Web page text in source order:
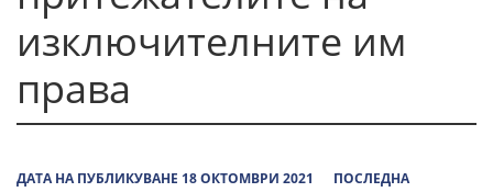
изключителните им
права
ДАТА НА ПУБЛИКУВАНЕ 18 ОКТОМВРИ 2021
ПОСЛЕДНА